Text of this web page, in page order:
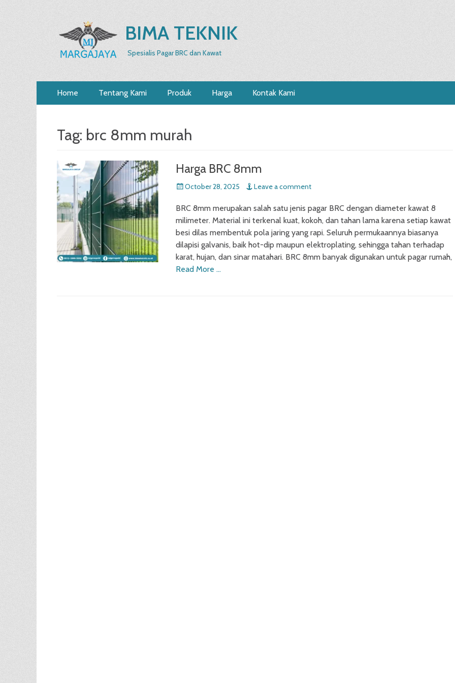
BIMA TEKNIK
Spesialis Pagar BRC dan Kawat
Primary
Menu
Home Tentang Kami Produk Harga Kontak Kami
Tag: brc 8mm murah
Harga BRC 8mm
Posted
October 28, 2025 Leave a comment
BRC 8mm merupakan salah satu jenis pagar BRC dengan diameter kawat 8
milimeter. Material ini terkenal kuat, kokoh, dan tahan lama karena setiap kawat
besi dilas membentuk pola jaring yang rapi. Seluruh permukaannya biasanya
dilapisi galvanis, baik hot-dip maupun elektroplating, sehingga tahan terhadap
karat, hujan, dan sinar matahari. BRC 8mm banyak digunakan untuk pagar rumah,
Read More …